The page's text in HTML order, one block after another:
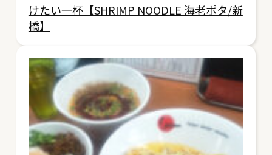
けたい一杯【SHRIMP NOODLE 海老ポタ/新
橋】